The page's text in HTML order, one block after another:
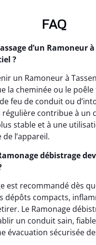
FAQ
d’un Ramoneur
?
un Ramoneur à
la cheminée ou le
feu de conduit ou
contribue à un
stable et à une
l’appareil.
débistrage
est recommandé dès
dépôts compacts,
Le Ramonage
un conduit sain,
évacuation sécurisée